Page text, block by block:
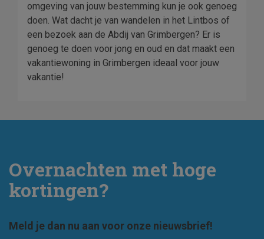
omgeving van jouw bestemming kun je ook genoeg
doen. Wat dacht je van wandelen in het Lintbos of
een bezoek aan de Abdij van Grimbergen? Er is
genoeg te doen voor jong en oud en dat maakt een
vakantiewoning in Grimbergen ideaal voor jouw
vakantie!
Overnachten met hoge
kortingen?
Meld je dan nu aan voor onze nieuwsbrief!